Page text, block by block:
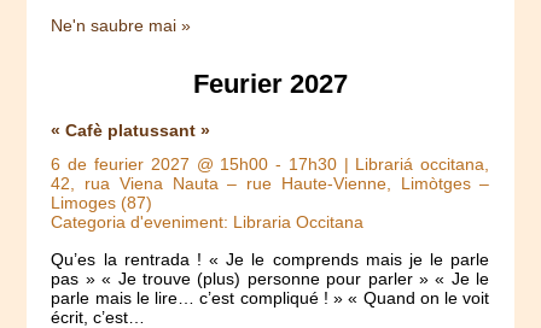
Ne'n saubre mai »
Feurier 2027
« Cafè platussant »
6 de feurier 2027 @ 15h00 - 17h30| Librariá occitana,
42, rua Viena Nauta – rue Haute-Vienne, Limòtges –
Limoges (87)
Categoria d'eveniment: Libraria Occitana
Qu’es la rentrada ! « Je le comprends mais je le parle
pas » « Je trouve (plus) personne pour parler » « Je le
parle mais le lire… c’est compliqué ! » « Quand on le voit
écrit, c’est…